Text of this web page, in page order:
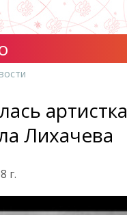
артистка
Лихачева
г.